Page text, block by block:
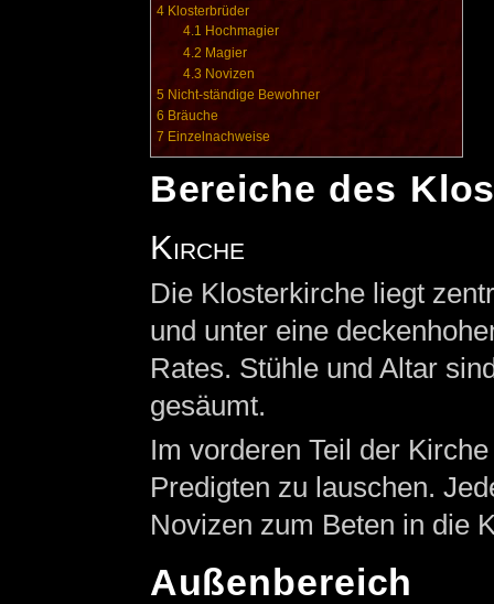
4 Klosterbrüder
4.1 Hochmagier
4.2 Magier
4.3 Novizen
5 Nicht-ständige Bewohner
6 Bräuche
7 Einzelnachweise
Bereiche des
Kirche
Die Klosterkirche liegt
und unter eine
Rates. Stühle und Altar
gesäumt.
Im vorderen Teil der
Predigten zu lauschen.
Novizen zum Beten in die
Außenbereich